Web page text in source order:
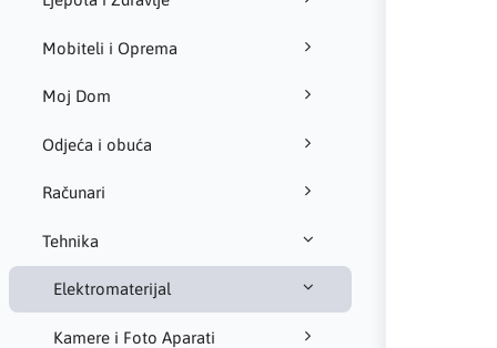
Mobiteli i Oprema
Moj Dom
Odjeća i obuća
Računari
Tehnika
Elektromaterijal
Kamere i Foto Aparati